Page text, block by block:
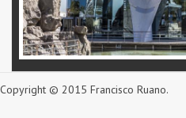
Copyright © 2015 Francisco Ruano.